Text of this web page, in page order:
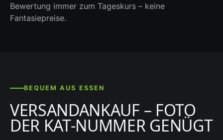
Bewertung immer zum Tageskurs – keine
Fantasiepreise.
BEQUEM AUS ESSEN
VERSANDANKAUF – FOTO
DER KAT-NUMMER GENÜGT